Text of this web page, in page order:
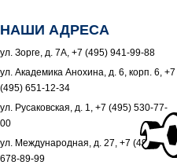
НАШИ АДРЕСА
ул. Зорге, д. 7А, +7 (495) 941-99-88
ул. Академика Анохина, д. 6, корп. 6, +7
(495) 651-12-34
ул. Русаковская, д. 1, +7 (495) 530-77-
00
ул. Международная, д. 27, +7 (495)
678-89-99